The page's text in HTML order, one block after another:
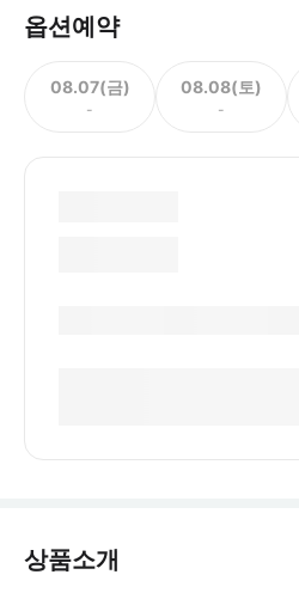
옵션예약
08.07(금)
-
08.08(토)
-
상품소개